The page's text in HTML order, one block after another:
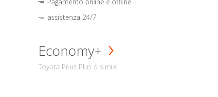
assistenza 24/7
Economy+
Toyota Prius Plus o simile